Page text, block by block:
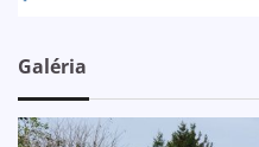
Galéria